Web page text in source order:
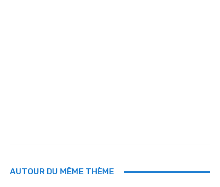
AUTOUR DU MÊME THÈME